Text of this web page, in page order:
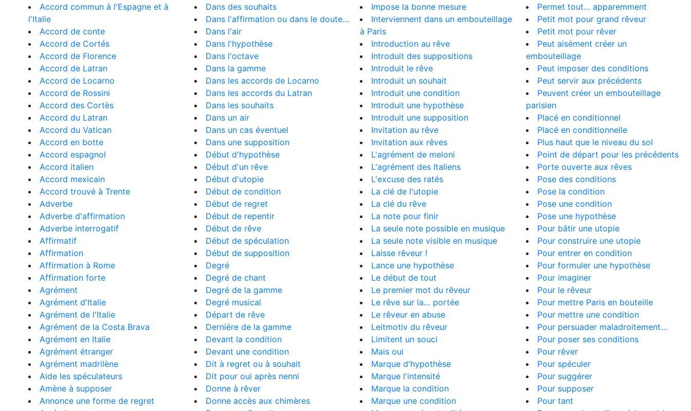
Accord commun à l'Espagne et à
l'Italie
Accord de conte
Accord de Cortés
Accord de Florence
Accord de Latran
Accord de Locarno
Accord de Rossini
Accord des Cortès
Accord du Latran
Accord du Vatican
Accord en botte
Accord espagnol
Accord italien
Accord mexicain
Accord trouvé à Trente
Adverbe
Adverbe d'affirmation
Adverbe interrogatif
Affirmatif
Affirmation
Affirmation à Rome
Affirmation forte
Agrément
Agrément d'Italie
Agrément de l'Italie
Agrément de la Costa Brava
Agrément en Italie
Agrément étranger
Agrément madrilène
Aide les spéculateurs
Amène à supposer
Annonce une forme de regret
Dans des souhaits
Dans l'affirmation ou dans le doute…
Dans l'air
Dans l'hypothèse
Dans l'octave
Dans la gamme
Dans les accords de Locarno
Dans les accords du Latran
Dans les souhaits
Dans un air
Dans un cas éventuel
Dans une supposition
Début d'hypothèse
Début d'un rêve
Début d'utopie
Début de condition
Début de regret
Début de repentir
Début de rêve
Début de spéculation
Début de supposition
Degré
Degré de chant
Degré de la gamme
Degré musical
Départ de rêve
Dernière de la gamme
Devant la condition
Devant une condition
Dit à regret ou à souhait
Dit pour oui après nenni
Donne à rêver
Donne accès aux chimères
Impose la bonne mesure
Interviennent dans un embouteillage
à Paris
Introduction au rêve
Introduit des suppositions
Introduit le rêve
Introduit un souhait
Introduit une condition
Introduit une hypothèse
Introduit une supposition
Invitation au rêve
Invitation aux rêves
L'agrément de meloni
L'agrément des Italiens
L'excuse des ratés
La clé de l'utopie
La clé du rêve
La note pour finir
La seule note possible en musique
La seule note visible en musique
Laisse rêveur !
Lance une hypothèse
Le début de tout
Le premier mot du rêveur
Le rêve sur la… portée
Le rêveur en abuse
Leitmotiv du rêveur
Limitent un souci
Mais oui
Marque d'hypothèse
Marque l'intensité
Marque la condition
Marque une condition
Permet tout… apparemment
Petit mot pour grand rêveur
Petit mot pour rêver
Peut aisément créer un
embouteillage
Peut imposer des conditions
Peut servir aux précédents
Peuvent créer un embouteillage
parisien
Placé en conditionnel
Placé en conditionnelle
Plus haut que le niveau du sol
Point de départ pour les précédents
Porte ouverte aux rêves
Pose des conditions
Pose la condition
Pose une condition
Pose une hypothèse
Pour bâtir une utopie
Pour construire une utopie
Pour entrer en condition
Pour formuler une hypothèse
Pour imaginer
Pour le rêveur
Pour mettre Paris en bouteille
Pour mettre une condition
Pour persuader maladroitement…
Pour poser ses conditions
Pour rêver
Pour spéculer
Pour suggérer
Pour supposer
Pour tant